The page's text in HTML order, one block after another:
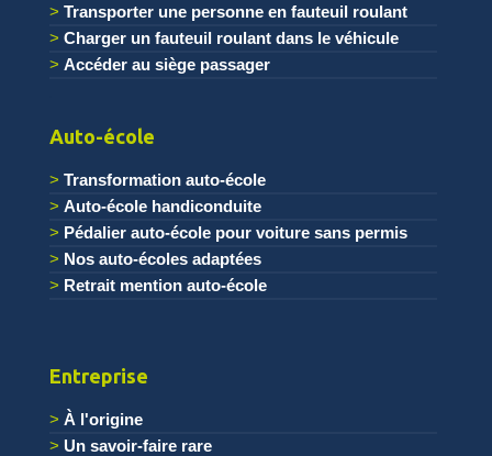
Transporter une personne en fauteuil roulant
Charger un fauteuil roulant dans le véhicule
Accéder au siège passager
Auto-école
Transformation auto-école
Auto-école handiconduite
Pédalier auto-école pour voiture sans permis
Nos auto-écoles adaptées
Retrait mention auto-école
Entreprise
À l'origine
Un savoir-faire rare